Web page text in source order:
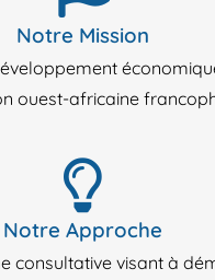
Notre Mission
ouest-africaine
Notre Approche
consultative visant à